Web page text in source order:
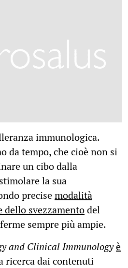
immunologica.
da tempo, che cioè non si
un cibo dalla
la sua
precisemodalità
svezzamentodel
sempre più ampie.
and Clinical Immunologyè
ricerca dai contenuti